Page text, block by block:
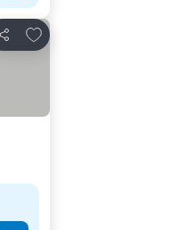
Teilen
Zu Favoriten hinzufügen